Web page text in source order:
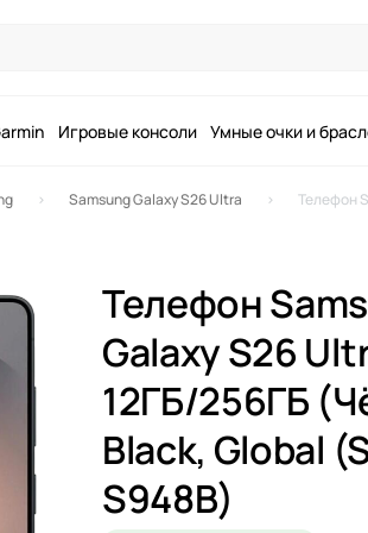
Игровые консоли Умные очки и
Samsung Galaxy S26 Ultra Телефон
Телефон
Galaxy S26
12ГБ/256ГБ
Black, Global
S948B)